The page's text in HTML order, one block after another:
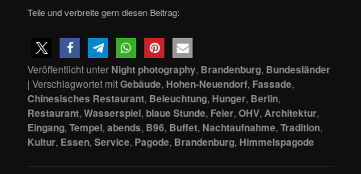
Teile und verbreite gern diesen Beitrag:
Veröffentlicht unter Night photography, Brandenburg, Bundesländer
|Verschlagwortet mitGebäude, Hohen-Neuendorf, Fassade,
Chinesisches Restaurant, Beleuchtung, Hunger, Berlin,
Restaurant,Wasserspiel,blaue Stunde, Feier,OHV, Architektur,
Eingang,Tempel,abends, B96, Buffet, Nachtaufnahme,Tradition,
Kultur, Essen,Service, Pagode, Brandenburg, Himmelspagode